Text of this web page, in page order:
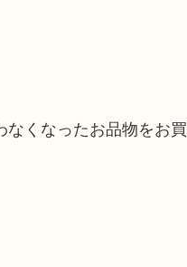
くなったお品物をお買